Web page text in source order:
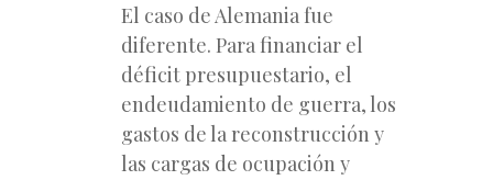
El caso de Alemania fue
diferente. Para financiar el
déficit presupuestario, el
endeudamiento de guerra, los
gastos de la reconstrucción y
las cargas de ocupación y